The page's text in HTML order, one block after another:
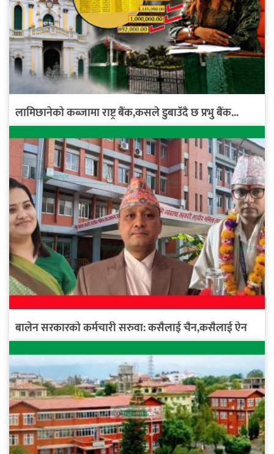
लामिछानेको कब्जामा राष्ट्र बैंक,कसले डुबाउँदै छ प्रभु बैंक...
बालेन सरकारको कर्मचारी सरुवा: कसैलाई चैन,कसैलाई ऐन